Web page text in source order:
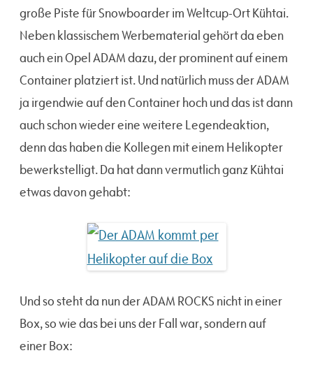
große Piste für Snowboarder im Weltcup-Ort Kühtai.
Neben klassischem Werbematerial gehört da eben
auch ein Opel ADAM dazu, der prominent auf einem
Container platziert ist. Und natürlich muss der ADAM
ja irgendwie auf den Container hoch und das ist dann
auch schon wieder eine weitere Legendeaktion,
denn das haben die Kollegen mit einem Helikopter
bewerkstelligt. Da hat dann vermutlich ganz Kühtai
etwas davon gehabt:
Und so steht da nun der ADAM ROCKS nicht in einer
Box, so wie das bei uns der Fall war, sondern auf
einer Box: